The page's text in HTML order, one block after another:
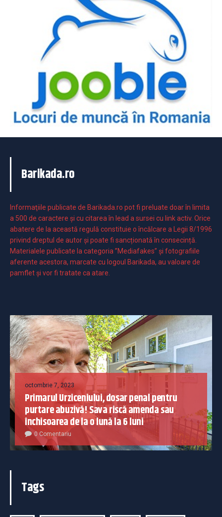
Barikada.ro
Informaţiile publicate de Barikada.ro pot fi preluate doar în limita
a 500 de caractere şi cu citarea în lead a sursei cu link activ. Orice
abatere de la această regulă constituie o încălcare a Legii 8/1996
privind dreptul de autor și poate fi sancționată în consecință.
Materialele publicate la categoria ”Mediafakes” și fotografiile
aferente acestora, marcate cu logoul Barikada, au valoare de
pamflet și vor fi tratate ca atare.
octombrie 7, 2023
Primarul Urziceniului, dosar penal pentru
purtare abuzivă! Sava riscă amenda sau
închisoarea de la o lună la 6 luni
0 Comentariu
Tags